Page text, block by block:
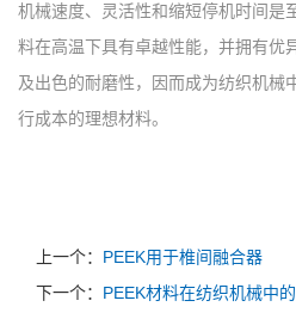
机械速度、灵活性和缩短停机时间是
料在高温下具有卓越性能，并拥有优
及出色的耐磨性，因而成为纺织机械
行成本的理想材料。
上一个： PEEK用于椎间融合器
下一个： PEEK材料在纺织机械中